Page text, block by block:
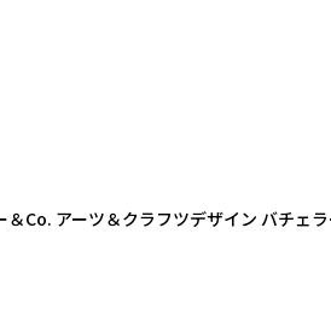
Co. アーツ＆クラフツデザイン バチェ